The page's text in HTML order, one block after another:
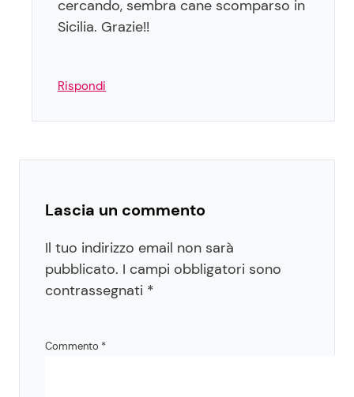
cercando, sembra cane scomparso in
Sicilia. Grazie!!
Rispondi
Lascia un commento
Il tuo indirizzo email non sarà
pubblicato. I campi obbligatori sono
contrassegnati *
Commento *